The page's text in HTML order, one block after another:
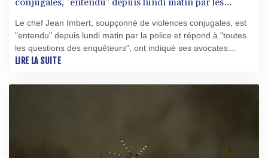
conjugales, "entendu" depuis lundi matin par les
Le chef Jean Imbert, soupçonné de violences conjugales, est
"entendu" depuis lundi matin par la police et répond à "toutes
les questions des enquêteurs", ont indiqué ses avocates
Jacqueline Laffont et Julie Benedetti à l'AFP.
LIRE LA SUITE